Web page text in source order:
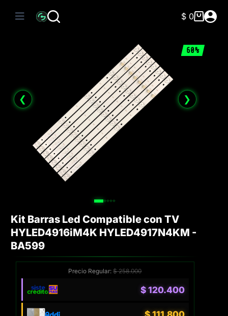
Carro
$0
60%
❮ ❯
Kit Barras Led Compatible con TV
HYLED4916iM4K HYLED4917N4KM -
BA599
Precio Regular:$258.000
$120.400